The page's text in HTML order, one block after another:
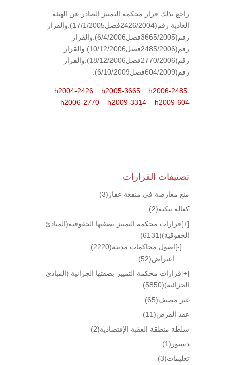
راجع بذلك قرار محكمة التمييز الصادر عن الهيئة
العادية رقم(2426/2004فصل17/1/2005).والقرار
رقم(3665/2005فصل6/4/2006).والقرار
رقم(2485/2006فصل10/12/2006).والقرار
رقم(2770/2006فصل18/12/2006).والقرار
رقم(604/2009فصل6/10/2009).
h2004-2426 h2005-3665
h2006-2485
h2006-2770
h2009-3314 h2009-604
تصنيفات القرارات
منع معارضة في منفعة عقار (3)
كفالة بنكية(2)
[+]قرارات محكمة التمييز بصفتها الحقوقية(المبادئ
الحقوقية)(6131)
[-]اصول محاكمات مدنية(2220)
اعتراض(52)
[+]قرارات محكمة التمييز بصفتها الجزائية (المبادئ
الجزائية)(5850)
غير مصنف(65)
عقد القرض(11)
سلطة منطقة العقبة الإقتصادية(2)
دستور (1)
تعليمات(3)